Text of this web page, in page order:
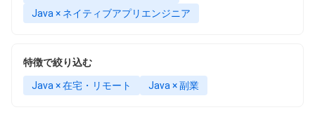
Java × ネイティブアプリエンジニア
特徴で絞り込む
Java × 在宅・リモート Java × 副業